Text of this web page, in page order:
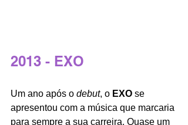
2013 - EXO
Um ano após o debut, o EXO se
apresentou com a música que marcaria
para sempre a sua carreira. Quase um